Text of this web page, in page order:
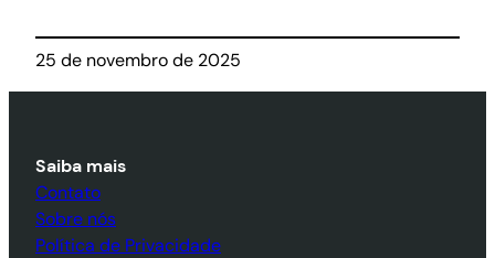
25 de novembro de 2025
Saiba mais
Contato
Sobre nós
Política de Privacidade